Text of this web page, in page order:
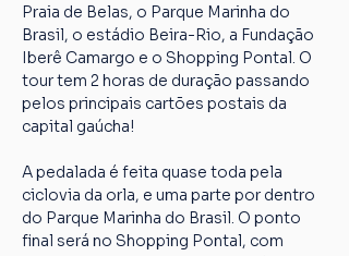
Praia de Belas, o Parque Marinha do
Brasil, o estádio Beira-Rio, a Fundação
Iberê Camargo e o Shopping Pontal. O
tour tem 2 horas de duração passando
pelos principais cartões postais da
capital gaúcha!
A pedalada é feita quase toda pela
ciclovia da orla, e uma parte por dentro
do Parque Marinha do Brasil. O ponto
final será no Shopping Pontal, com